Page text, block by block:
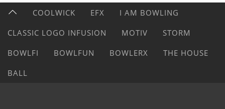
COOLWICK EFX
I AM BOWLING
CLASSIC LOGO INFUSION
MOTIV
STORM
BOWLFI
BOWLFUN BOWLERX
THE HOUSE
BALL